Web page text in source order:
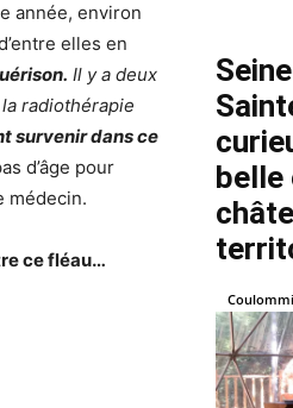
année, environ
elles en
Il y a deux
radiothérapie
survenir dans ce
d’âge pour
médecin.
ce fléau…
belle